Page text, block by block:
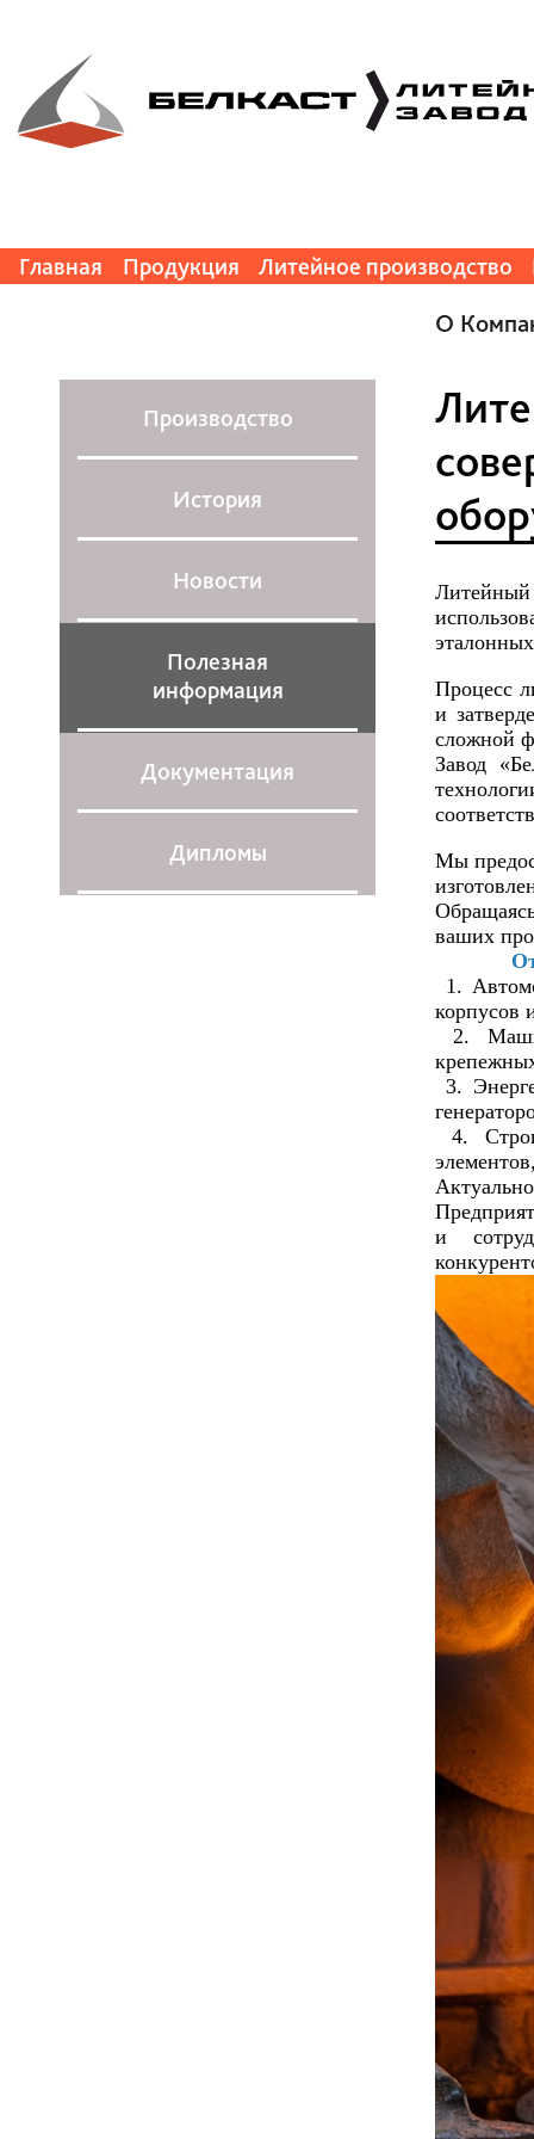
Главная Продукция Литейное производство
Производство
История
Новости
Полезная
информация
Документация
Дипломы
О
Процесс
и
сложной
Завод
Мы
ваших
1.
корпусов
2.
3.
4.
и